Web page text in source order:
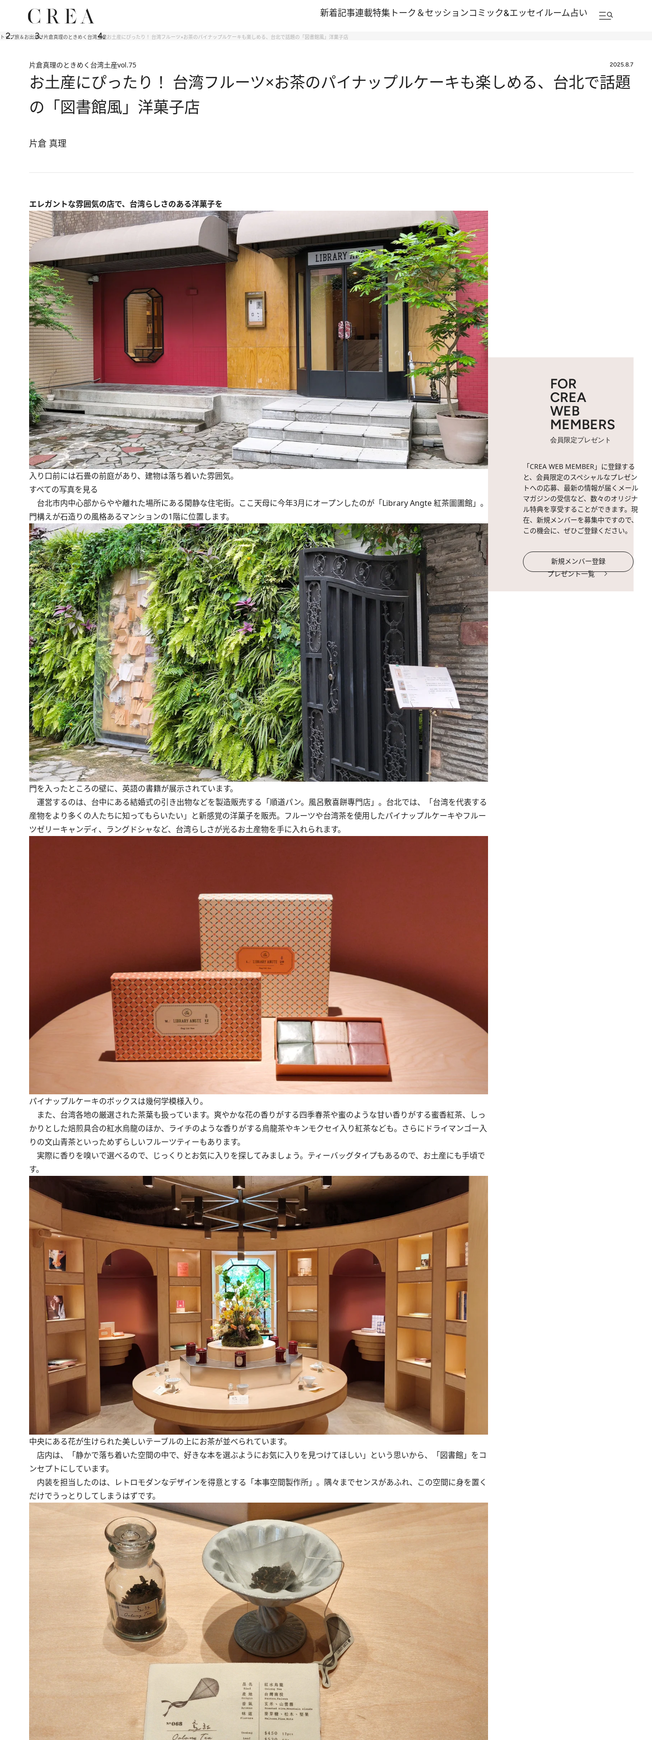
新着記事連載特集 トーク＆セッションコミック&エッセイルーム占い
トップ旅＆お出かけ片倉真理のときめく台湾土産お土産にぴったり！ 台湾フルーツ×お茶のパイナップルケーキも楽しめる、台北で話題の「図書館風」洋菓子店
片倉真理のときめく台湾土産vol.75 2025.8.7
お土産にぴったり！ 台湾フルーツ×お茶のパイナップルケーキも楽しめる、台北で話題
の「図書館風」洋菓子店
片倉 真理
エレガントな雰囲気の店で、台湾らしさのある洋菓子を
入り口前には石畳の前庭があり、建物は落ち着いた雰囲気。
すべての写真を見る
台北市内中心部からやや離れた場所にある閑静な住宅街。ここ天母に今年3月にオープンしたのが「Library Angte 紅茶圖圕館」。
門構えが石造りの風格あるマンションの1階に位置します。
門を入ったところの壁に、英語の書籍が展示されています。
運営するのは、台中にある結婚式の引き出物などを製造販売する「順道パン。風呂敷喜餅專門店」。台北では、「台湾を代表する
産物をより多くの人たちに知ってもらいたい」と新感覚の洋菓子を販売。フルーツや台湾茶を使用したパイナップルケーキやフルー
ツゼリーキャンディ、ラングドシャなど、台湾らしさが光るお土産物を手に入れられます。
パイナップルケーキのボックスは幾何学模様入り。
また、台湾各地の厳選された茶葉も扱っています。爽やかな花の香りがする四季春茶や蜜のような甘い香りがする蜜香紅茶、しっ
かりとした焙煎具合の紅水烏龍のほか、ライチのような香りがする烏龍茶やキンモクセイ入り紅茶なども。さらにドライマンゴー入
りの文山青茶といっためずらしいフルーツティーもあります。
実際に香りを嗅いで選べるので、じっくりとお気に入りを探してみましょう。ティーバッグタイプもあるので、お土産にも手頃で
す。
中央にある花が生けられた美しいテーブルの上にお茶が並べられています。
店内は、「静かで落ち着いた空間の中で、好きな本を選ぶようにお気に入りを見つけてほしい」という思いから、「図書館」をコ
ンセプトにしています。
内装を担当したのは、レトロモダンなデザインを得意とする「本事空間製作所」。隅々までセンスがあふれ、この空間に身を置く
だけでうっとりしてしまうはずです。
FOR
CREA
WEB
MEMBERS
会員限定プレゼント
「CREA WEB MEMBER」に登録する
と、会員限定のスペシャルなプレゼン
トへの応募、最新の情報が届くメール
マガジンの受信など、数々のオリジナ
ル特典を享受することができます。現
在、新規メンバーを募集中ですので、
この機会に、ぜひご登録ください。
新規メンバー登録
プレゼント一覧